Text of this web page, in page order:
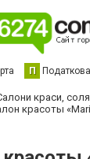
П
краси,
красоты